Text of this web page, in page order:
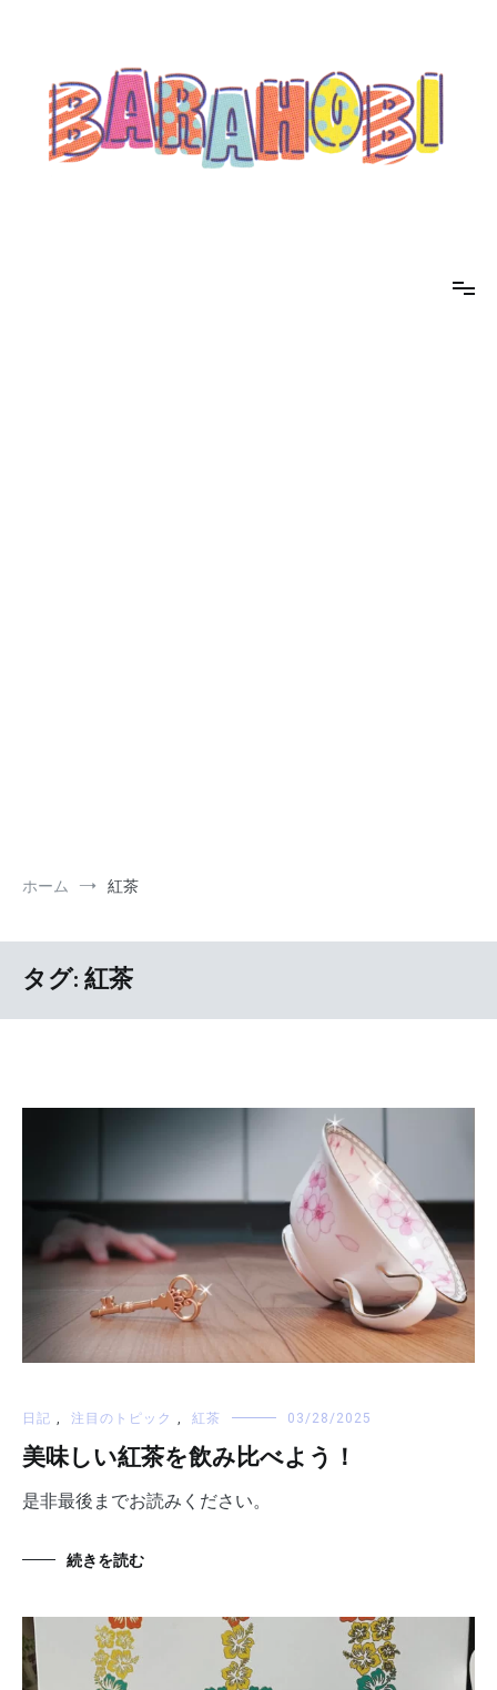
ホーム 紅茶
タグ:紅茶
日記 , 注目のトピック , 紅茶 03/28/2025
美味しい紅茶を飲み比べよう！
是非最後までお読みください。
続きを読む